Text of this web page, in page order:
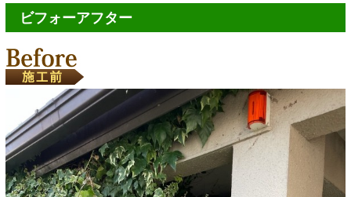
ビフォーアフター